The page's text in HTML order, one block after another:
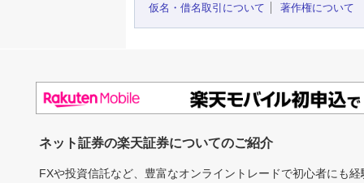
仮名・借名取引について
著作権について
ネット証券の楽天証券についてのご紹介
FXや投資信託など、豊富なオンライントレードで初心者にも